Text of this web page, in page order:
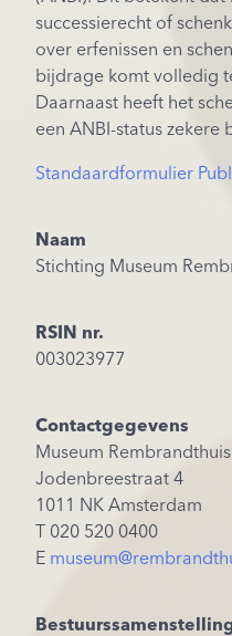
successierecht of
over erfenissen en
bijdrage komt volledig
Daarnaast heeft het
een ANBI-status zekere
Standaardformulier
Naam
Stichting Museum
RSIN nr.
003023977
Contactgegevens
Museum Rembrandthuis
Jodenbreestraat 4
1011 NK Amsterdam
T 020 520 0400
E